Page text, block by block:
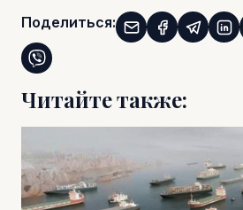
Поделиться:
Читайте также: